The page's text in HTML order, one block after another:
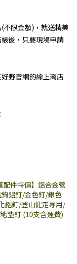
不限金額)，就送精美
後，只要現場申請
野官網的線上商店